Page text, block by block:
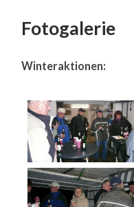
Fotogalerie
Winteraktionen: